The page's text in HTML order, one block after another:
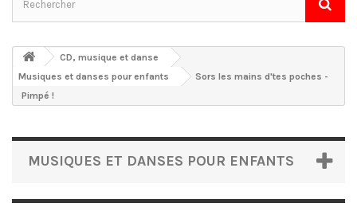
CD, musique et danse
Musiques et danses pour enfants
Sors les mains d'tes poches -
Pimpé !
MUSIQUES ET DANSES POUR ENFANTS